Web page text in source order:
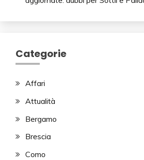
Categorie
Affari
Attualità
Bergamo
Brescia
Como